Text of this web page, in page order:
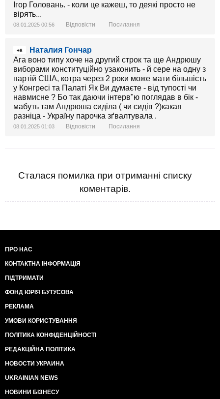
Ігор Головань. - коли це кажеш, то деякі просто не
вірять...
08.01.2025 00:56 Відповісти Посилання
+8
Наталия Гончар
Ага воно типу хоче на другий строк та ще Андрюшу
виборами конституційно узаконить - й сере на одну з
партій США, котра через 2 роки може мати більшість
у Конгресі та Палаті Як Ви думаєте - від тупості чи
навмисне ? Бо так даючи інтерв"ю поглядав в бік -
мабуть там Андрюша сиділа ( чи сидів ?)какая
разніца - Україну парочка зґвалтувала .
08.01.2025 01:03 Відповісти Посилання
Сталася помилка при отриманні списку
коментарів.
ПРО НАС
КОНТАКТНА ІНФОРМАЦІЯ
ПІДТРИМАТИ
ФОНД ЮРІЯ БУТУСОВА
РЕКЛАМА
УМОВИ КОРИСТУВАННЯ
ПОЛІТИКА КОНФІДЕНЦІЙНОСТІ
РЕДАКЦІЙНА ПОЛІТИКА
НОВОСТИ УКРАИНА
UKRAINIAN NEWS
НОВИНИ БІЗНЕСУ